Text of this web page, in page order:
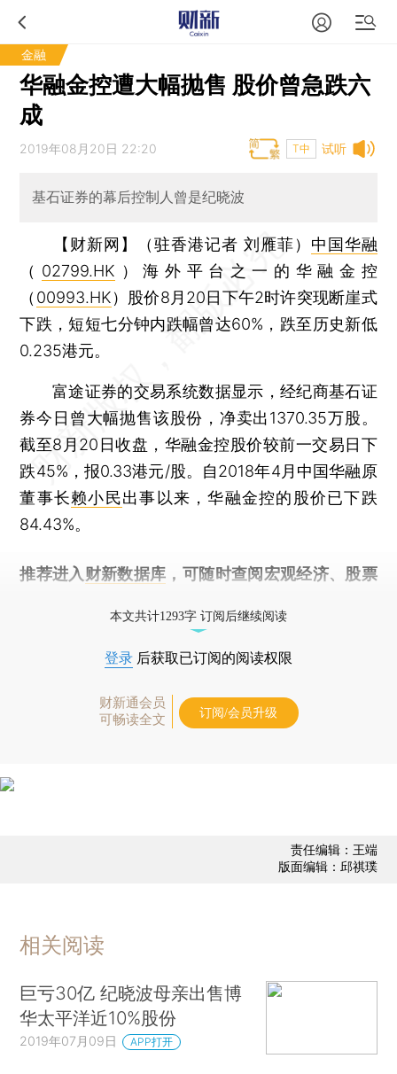
金融
华融金控遭大幅抛售 股价曾急跌六
成
试听
2019年08月20日 22:20 T中
基石证券的幕后控制人曾是纪晓波
【财新网】（驻香港记者 刘雁菲） 中国华融
（ 02799.HK ）海外平台之一的华融金控
（ 00993.HK）股价8月20日下午2时许突现断崖式
下跌，短短七分钟内跌幅曾达60%，跌至历史新低
0.235港元。
富途证券的交易系统数据显示，经纪商基石证
券今日曾大幅抛售该股份，净卖出1370.35万股。
截至8月20日收盘，华融金控股价较前一交易日下
跌45%，报0.33港元/股。自2018年4月中国华融原
董事长赖小民出事以来，华融金控的股价已下跌
84.43%。
推荐进入 财新数据库 ，可随时查阅宏观经济、股票
本文共计1293字 订阅后继续阅读
登录 后获取已订阅的阅读权限
财新通会员
可畅读全文
订阅/会员升级
责任编辑：王端
版面编辑：邱祺璞
相关阅读
巨亏30亿 纪晓波母亲出售博
华太平洋近10%股份
2019年07月09日 APP打开